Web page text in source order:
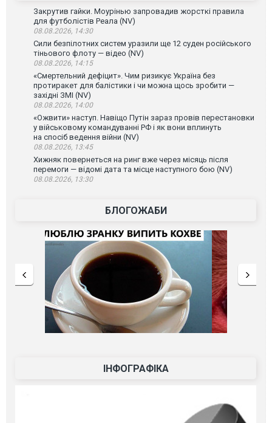
Закрутив гайки. Моурінью запровадив жорсткі правила
для футболістів Реала (NV)
08.08.2026, 14:30
Сили безпілотних систем уразили ще 12 суден російського
тіньового флоту — відео (NV)
08.08.2026, 14:15
«Смертельний дефіцит». Чим ризикує Україна без
протиракет для балістики і чи можна щось зробити —
західні ЗМІ (NV)
08.08.2026, 14:00
«Ожвити» наступ. Навіщо Путін зараз провів перестановки
у військовому командуванні РФ і як вони вплинуть
на спосіб ведення війни (NV)
08.08.2026, 13:45
Хижняк повернеться на ринг вже через місяць після
перемоги — відомі дата та місце наступного бою (NV)
08.08.2026, 13:30
БЛОГОЖАБИ
ІНФОГРАФІКА